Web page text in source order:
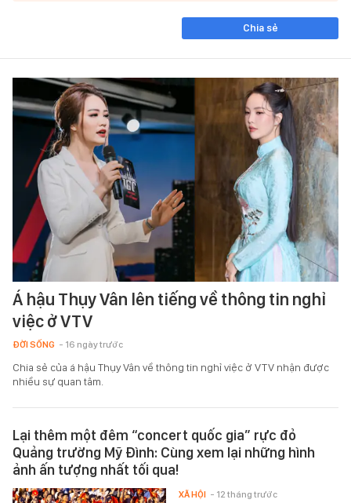
Chia sẻ
Á hậu Thụy Vân lên tiếng về thông tin nghỉ
việc ở VTV
ĐỜI SỐNG - 16 ngày trước
Chia sẻ của á hậu Thụy Vân về thông tin nghỉ việc ở VTV nhận được
nhiều sự quan tâm.
Lại thêm một đêm “concert quốc gia” rực đỏ
Quảng trường Mỹ Đình: Cùng xem lại những hình
ảnh ấn tượng nhất tối qua!
XÃ HỘI - 12 tháng trước